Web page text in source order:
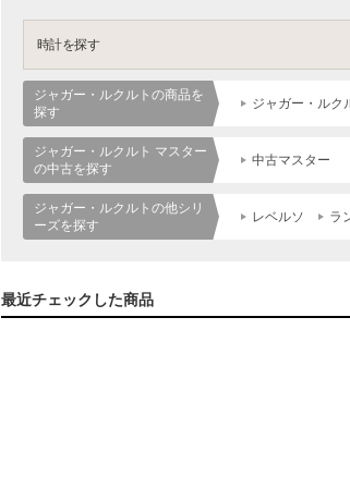
時計を探す
ジャガー・ルクルトの商品を
探す
ジャガー・ルク
ジャガー・ルクルト マスター
の中古を探す
中古マスター
ジャガー・ルクルトの他シリ
ーズを探す
レベルソ ラ
最近チェックした商品